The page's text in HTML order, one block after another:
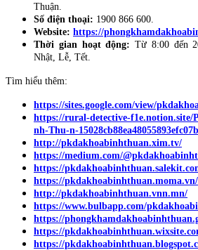
Thuận.
Số điện thoại: 1900 866 600.
Website: https://
Thời gian hoạt động: Từ 8:00 đến
Nhật, Lễ, Tết.
Tìm hiểu thêm:
https://sites.google.com/view/
https://rural-detective-
nh-Thu-n-
http://pkdakhoabinhthuan.xim.tv/
https://medium.com/
https://
https://pkdakhoabinhthuan.moma.vn/
http://pkdakhoabinhthuan.vnn.mn/
https://www.bulbapp.com/
https://
https://
https://